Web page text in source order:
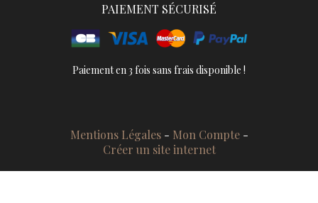
PAIEMENT SÉCURISÉ
Paiement en 3 fois sans frais disponible !
Mentions Légales
Mon Compte
Créer un site internet